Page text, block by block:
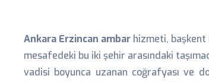
Ankara Erzincan ambar hizmeti,
mesafedeki bu iki şehir arasındaki
vadisi boyunca uzanan coğrafyası ve